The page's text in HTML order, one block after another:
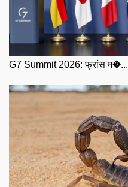
G7 Summit 2026: फ्रांस म�...